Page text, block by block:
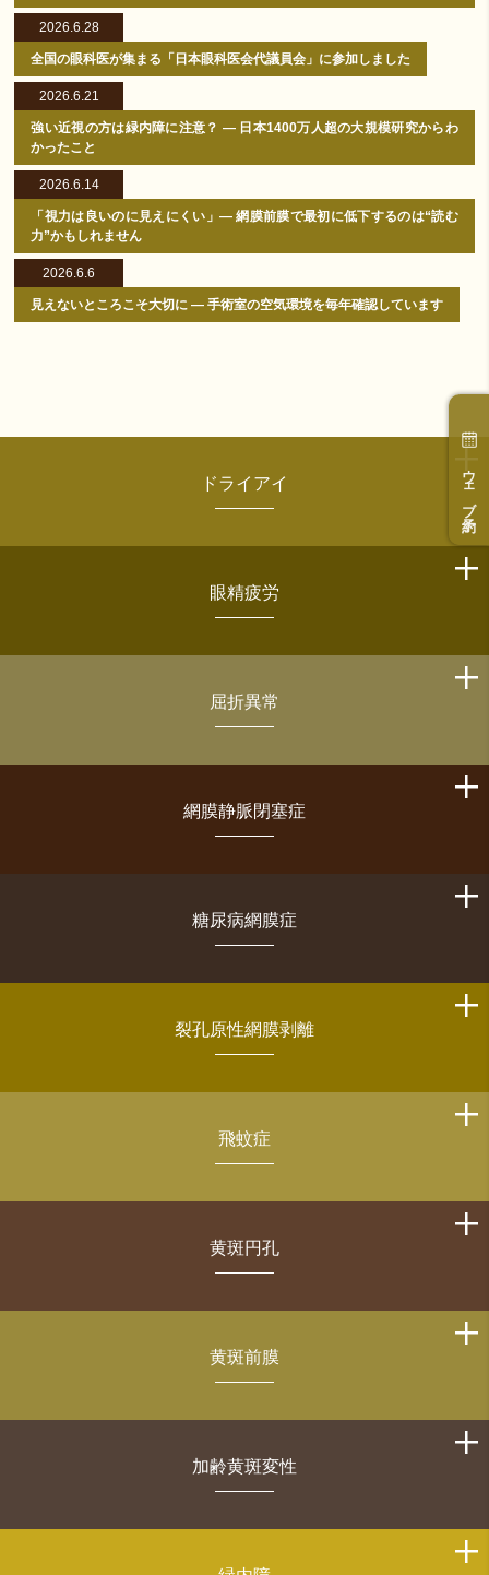
ウェブ予約
2026.6.28
全国の眼科医が集まる「日本眼科医会代議員会」に参加しました
2026.6.21
強い近視の方は緑内障に注意？ ― 日本1400万人超の大規模研究からわ
かったこと
2026.6.14
「視力は良いのに見えにくい」― 網膜前膜で最初に低下するのは“読む
力”かもしれません
2026.6.6
見えないところこそ大切に ― 手術室の空気環境を毎年確認しています
ドライアイ
眼精疲労
屈折異常
網膜静脈閉塞症
糖尿病網膜症
裂孔原性網膜剥離
飛蚊症
黄斑円孔
黄斑前膜
加齢黄斑変性